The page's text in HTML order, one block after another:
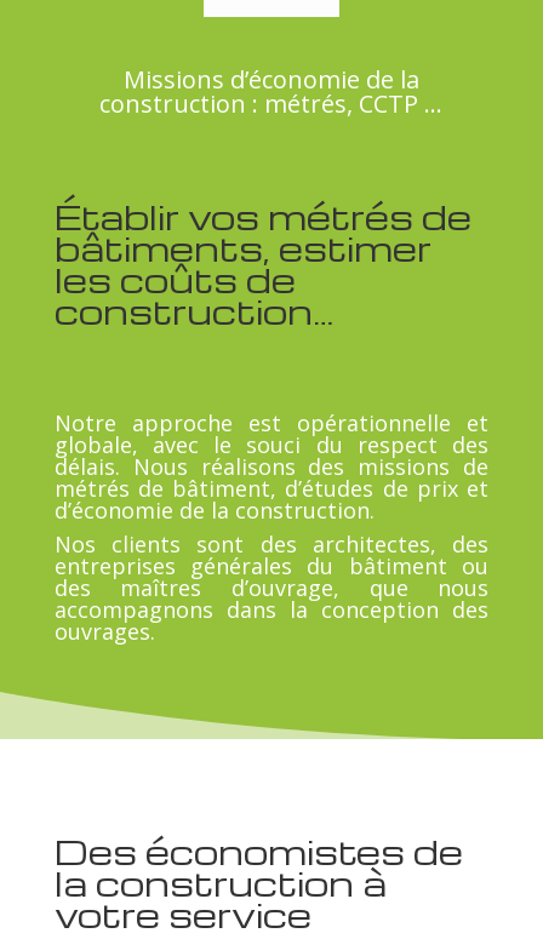
Missions d’économie de la
construction : métrés, CCTP …
Établir vos métrés de
bâtiments, estimer
les coûts de
construction…
Notre approche est opérationnelle et
globale, avec le souci du respect des
délais. Nous réalisons des missions de
métrés de bâtiment, d’études de prix et
d’économie de la construction.
Nos clients sont des architectes, des
entreprises générales du bâtiment ou
des maîtres d’ouvrage, que nous
accompagnons dans la conception des
ouvrages.
Des économistes de
la construction à
votre service